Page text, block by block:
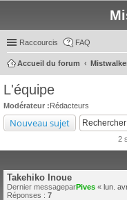
Raccourcis FAQ
Accueil du forum
L'équipe
Modérateur :Rédacteurs
Nouveau sujet
2
Takehiko Inoue
Dernier messageparPives « lun.
Réponses : 7